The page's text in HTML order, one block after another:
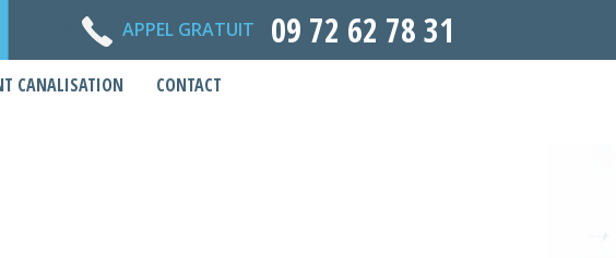
APPEL GRATUIT 09 72 62 78 31
CANALISATION CONTACT